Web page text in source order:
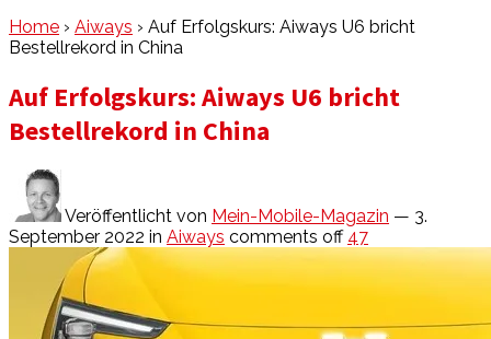
Home › Aiways › Auf Erfolgskurs: Aiways U6 bricht
Bestellrekord in China
Auf Erfolgskurs: Aiways U6 bricht
Bestellrekord in China
Veröffentlicht von Mein-Mobile-Magazin — 3.
September 2022 in Aiways comments off 47